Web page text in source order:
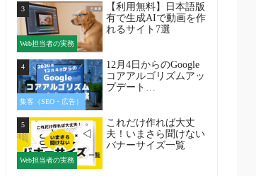
3
Web担当者の実務
【利用無料】日本語版
有で生成AIで動画を作
れるサイト7選
4
集客（SEO・広告）
12月4日からのGoogle
コアアルゴリズムアッ
プデート…
5
Web担当者の実務
これだけ作れば大丈
夫！いまさら聞けない
バナーサイズ一覧